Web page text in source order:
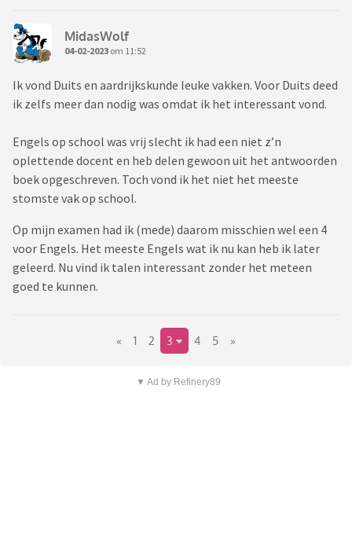
MidasWolf
04-02-2023 om 11:52
Ik vond Duits en aardrijkskunde leuke vakken. Voor Duits deed
ik zelfs meer dan nodig was omdat ik het interessant vond.
Engels op school was vrij slecht ik had een niet z’n
oplettende docent en heb delen gewoon uit het antwoorden
boek opgeschreven. Toch vond ik het niet het meeste
stomste vak op school.
Op mijn examen had ik (mede) daarom misschien wel een 4
voor Engels. Het meeste Engels wat ik nu kan heb ik later
geleerd. Nu vind ik talen interessant zonder het meteen
goed te kunnen.
« 1 2 3 4 5 »
▼ Ad by Refinery89